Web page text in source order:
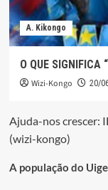
A. Kikongo
O QUE SIGNIFICA
Wizi-Kongo 20/
Ajuda-nos crescer:
(wizi-kongo)
A população do Uige